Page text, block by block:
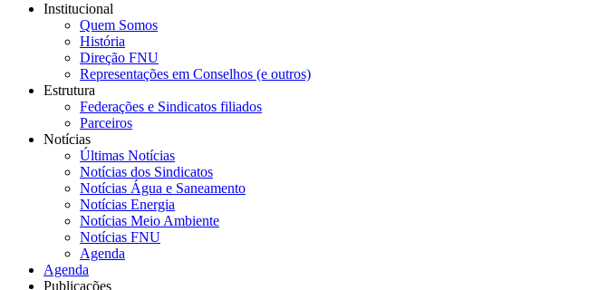
Institucional
Quem Somos
História
Direção FNU
Representações em Conselhos (e outros)
Estrutura
Federações e Sindicatos filiados
Parceiros
Notícias
Últimas Notícias
Notícias dos Sindicatos
Notícias Água e Saneamento
Notícias Energia
Notícias Meio Ambiente
Notícias FNU
Agenda
Agenda
Publicações